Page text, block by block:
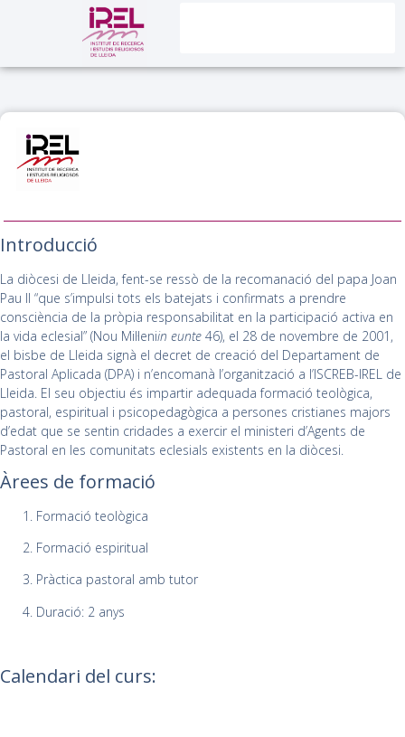
Introducció
La diòcesi de Lleida, fent-se ressò de la recomanació del papa Joan
Pau II “que s’impulsi tots els batejats i confirmats a prendre
consciència de la pròpia responsabilitat en la participació activa en
la vida eclesial” (Nou Mil·leniin eunte 46), el 28 de novembre de 2001,
el bisbe de Lleida signà el decret de creació del Departament de
Pastoral Aplicada (DPA) i n’encomanà l’organització a l’ISCREB-IREL de
Lleida. El seu objectiu és impartir adequada formació teològica,
pastoral, espiritual i psicopedagògica a persones cristianes majors
d’edat que se sentin cridades a exercir el ministeri d’Agents de
Pastoral en les comunitats eclesials existents en la diòcesi.
Àrees de formació
Formació teològica
Formació espiritual
Pràctica pastoral amb tutor
Duració: 2 anys
Calendari del curs: